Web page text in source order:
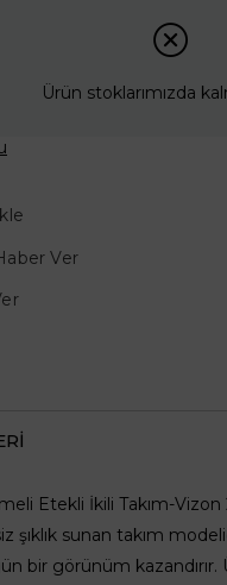
Ürün stoklarımızda
Ver
Etekli İkili Takım-Vizon
şıklık sunan takım
bir görünüm